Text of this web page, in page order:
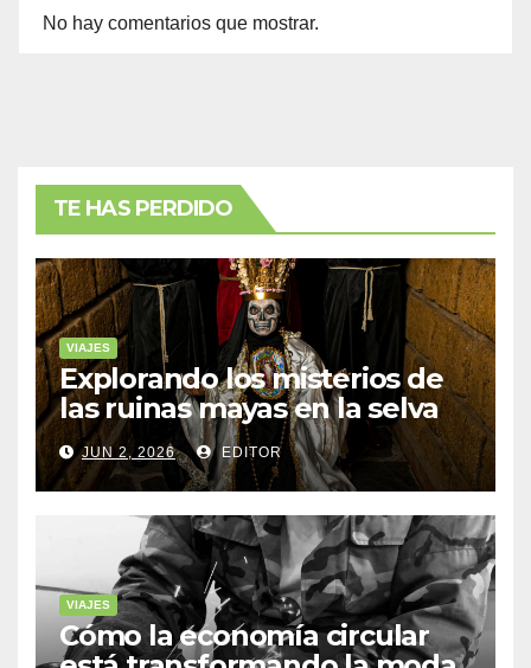
No hay comentarios que mostrar.
TE HAS PERDIDO
VIAJES
Explorando los misterios de
las ruinas mayas en la selva
de Yucatán
JUN 2, 2026 EDITOR
VIAJES
Cómo la economía circular